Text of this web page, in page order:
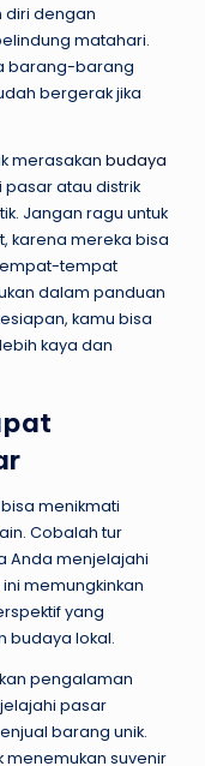
diri dengan
matahari.
barang-barang
bergerak jika
merasakan budaya
pasar atau distrik
Jangan ragu untuk
karena mereka bisa
tempat
dalam panduan
kamu bisa
kaya dan
menikmati
Cobalah tur
Anda menjelajahi
memungkinkan
yang
budaya lokal.
pengalaman
pasar
barang unik.
menemukan suvenir